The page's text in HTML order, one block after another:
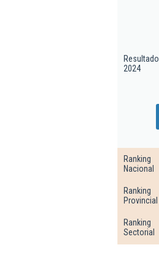
Resultado
2024
Ranking
Nacional
Ranking
Provincial
Ranking
Sectorial